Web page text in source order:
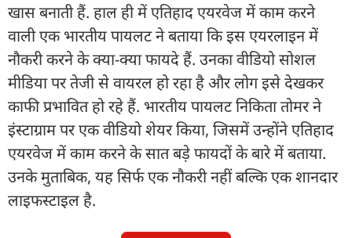
खास बनाती हैं. हाल ही में एतिहाद एयरवेज में काम करने
वाली एक भारतीय पायलट ने बताया कि इस एयरलाइन में
नौकरी करने के क्या-क्या फायदे हैं. उनका वीडियो सोशल
मीडिया पर तेजी से वायरल हो रहा है और लोग इसे देखकर
काफी प्रभावित हो रहे हैं. भारतीय पायलट निकिता तोमर ने
इंस्टाग्राम पर एक वीडियो शेयर किया, जिसमें उन्होंने एतिहाद
एयरवेज में काम करने के सात बड़े फायदों के बारे में बताया.
उनके मुताबिक, यह सिर्फ एक नौकरी नहीं बल्कि एक शानदार
लाइफस्टाइल है.